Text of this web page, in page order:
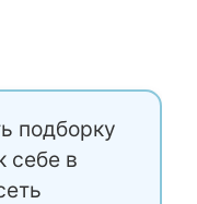
подборку
себе в